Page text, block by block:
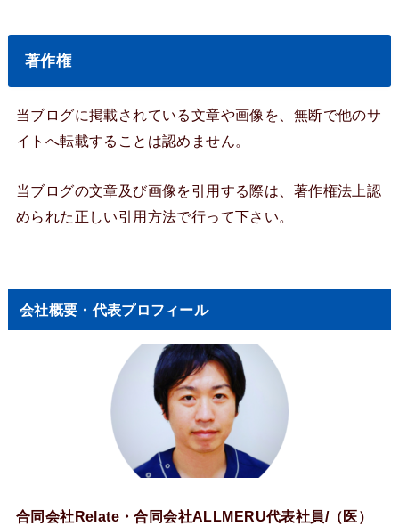
著作権
当ブログに掲載されている文章や画像を、無断で他のサ
イトへ転載することは認めません。
当ブログの文章及び画像を引用する際は、著作権法上認
められた正しい引用方法で行って下さい。
会社概要・代表プロフィール
合同会社Relate・合同会社ALLMERU代表社員/（医）